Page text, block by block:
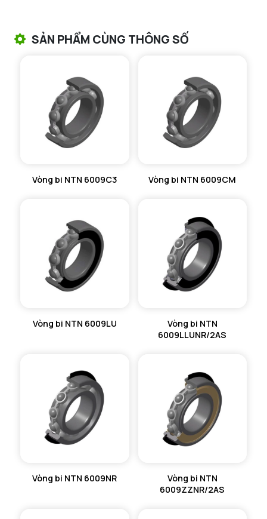
VÒNG BI KIM NTN
VÒNG BI CHẶN TRỤC NTN
VÒNG BI LĂN TRỤ ĐẨY NTN
GỐI ĐỠ 2 NỬA NTN
MÁY GIA NHIỆT NTN
SẢN PHẨM CÙNG THÔNG SỐ
Vòng bi NTN 6009C3 Vòng bi NTN 6009CM
Vòng bi NTN 6009LU
Vòng bi NTN
6009LLUNR/2AS
Vòng bi NTN 6009NR
Vòng bi NTN
6009ZZNR/2AS